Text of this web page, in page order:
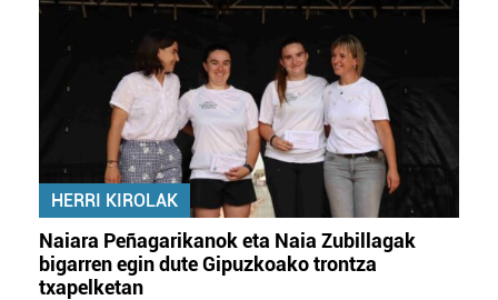
HERRI KIROLAK
Naiara Peñagarikanok eta Naia Zubillagak
bigarren egin dute Gipuzkoako trontza
txapelketan